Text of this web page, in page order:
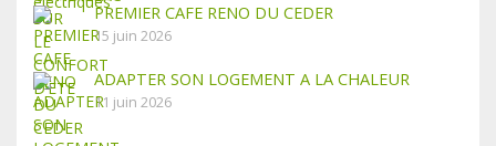
PREMIER CAFE RENO DU CEDER
15 juin 2026
ADAPTER SON LOGEMENT A LA CHALEUR
11 juin 2026